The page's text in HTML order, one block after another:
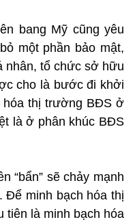
bang Mỹ cũng yêu
một phần bảo mật,
nhân, tổ chức sở hữu
cho là bước đi khởi
hóa thị trường BĐS ở
là ở phân khúc BĐS
“bẩn” sẽ chảy mạnh
Để minh bạch hóa thị
là minh bạch hóa